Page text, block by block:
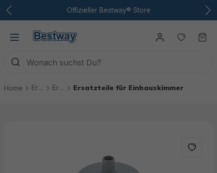
Zum Hauptinhalt Offizieller Bestway® Store
Du
Home Ersatzteile Ersatzteile Pool Technik Ersatzteile für Einbauskimmer